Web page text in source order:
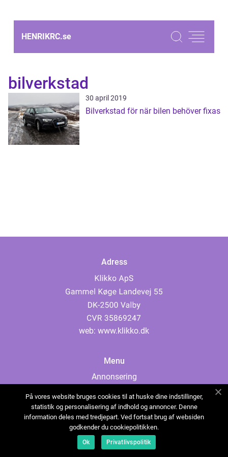
HENRIKRC.se
bilverkstad
30 april 2019
Bilverkstad för när bilen behöver fixas
Adress
web: www.klikko.dk
Menu
Annonsering
Cookies
Kontakta oss
Sitemap
På vores website bruges cookies til at huske dine indstillinger,
statistik og personalisering af indhold og annoncer. Denne
information deles med tredjepart. Ved fortsat brug af websiden
godkender du cookiepolitikken.
Ok Privatlivspolitik